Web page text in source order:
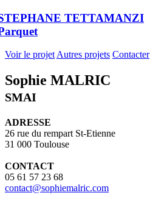
TETTAMANZI
Voir le projet Autres projets Contacter
Sophie MALRIC
SMAI
ADRESSE
26 rue du rempart St-Etienne
31 000 Toulouse
CONTACT
05 61 57 23 68
contact@sophiemalric.com